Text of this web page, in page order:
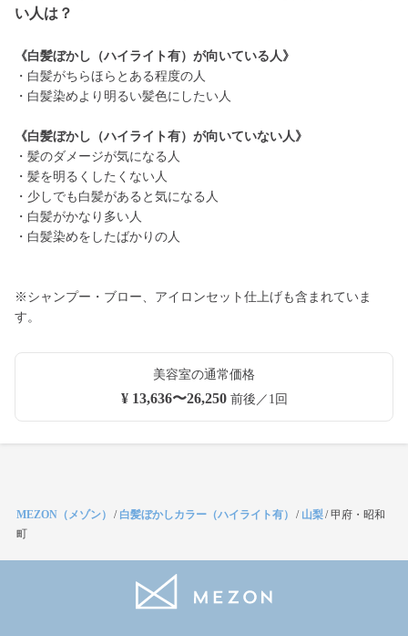
い人は？
《白髪ぼかし（ハイライト有）が向いている人》
・白髪がちらほらとある程度の人
・白髪染めより明るい髪色にしたい人
《白髪ぼかし（ハイライト有）が向いていない人》
・髪のダメージが気になる人
・髪を明るくしたくない人
・少しでも白髪があると気になる人
・白髪がかなり多い人
・白髪染めをしたばかりの人
※シャンプー・ブロー、アイロンセット仕上げも含まれていま
す。
美容室の通常価格
¥ 13,636〜26,250前後／1回
MEZON（メゾン） / 白髪ぼかしカラー（ハイライト有） / 山梨/甲府・昭和
町